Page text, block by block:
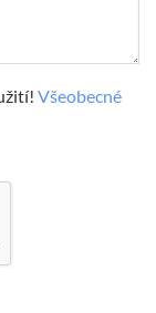
Všeobecné